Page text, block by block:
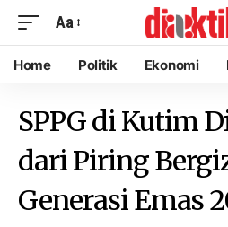
Aa
Home Politik Ekonomi
SPPG di Kutim
dari Piring
Generasi Emas